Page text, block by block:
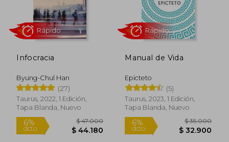
Infocracia
Byung-Chul Han
(27)
Taurus, 2022, 1 Edición,
Tapa Blanda, Nuevo
Rápido
Manual de Vida
Epicteto
(5)
Taurus, 2023, 1 Edición,
Tapa Blanda, Nuevo
Rápido